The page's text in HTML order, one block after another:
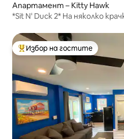
Апартамент – Kitty Hawk
*Sit N' Duck 2* На няколко
Най-популярен избор на
Избор на гостите